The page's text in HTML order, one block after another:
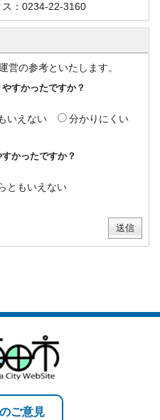
：0234-22-3160
営の参考といたします。
すかったですか？
いえない
分かりにくい
かったですか？
ともいえない
ご意見